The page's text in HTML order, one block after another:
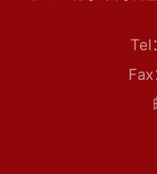
Tel